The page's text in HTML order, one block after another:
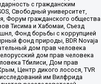
с гражданским
Свободный университет,
Форум гражданского общества
Тисима и Хабомаи, Съезд
Фонд борьбы с коррупцией
фонд природы, BDR Novaja
дом прав человека
дом прав человека
Тбилиси, Дом прав
Центр дикого лосося, TVR
им Вилфрида